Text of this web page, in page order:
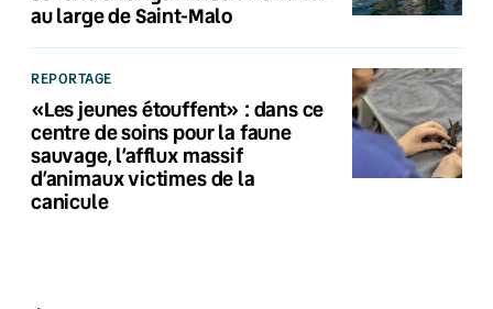
au large de Saint-Malo
REPORTAGE
«Les jeunes étouffent» : dans ce
centre de soins pour la faune
sauvage, l’afflux massif
d’animaux victimes de la
canicule